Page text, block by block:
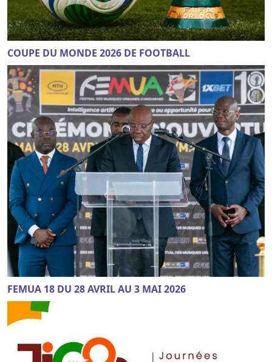
COUPE DU MONDE 2026 DE FOOTBALL
FEMUA 18 DU 28 AVRIL AU 3 MAI 2026